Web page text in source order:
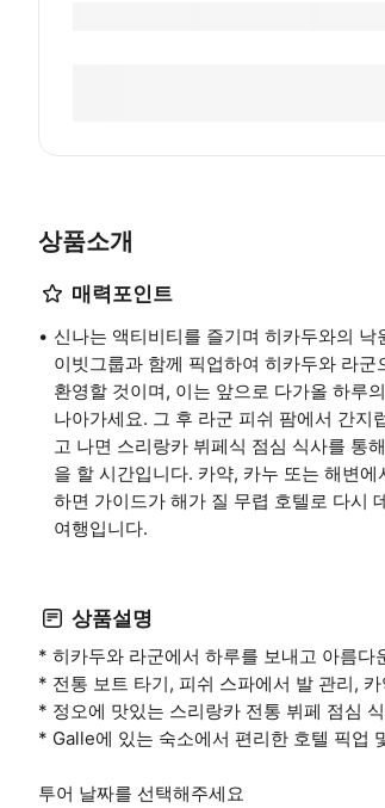
상품소개
매력포인트
신나는 액티비티를 즐기며 히카두와의
이빗그룹과 함께 픽업하여 히카두와 라
환영할 것이며, 이는 앞으로 다가올 하루
나아가세요. 그 후 라군 피쉬 팜에서 간지
고 나면 스리랑카 뷔페식 점심 식사를 통
을 할 시간입니다. 카약, 카누 또는 해변
하면 가이드가 해가 질 무렵 호텔로 다시
여행입니다.
상품설명
* 히카두와 라군에서 하루를 보내고 아름
* 전통 보트 타기, 피쉬 스파에서 발 관리,
* 정오에 맛있는 스리랑카 전통 뷔페 점심
* Galle에 있는 숙소에서 편리한 호텔 픽업
투어 날짜를 선택해주세요